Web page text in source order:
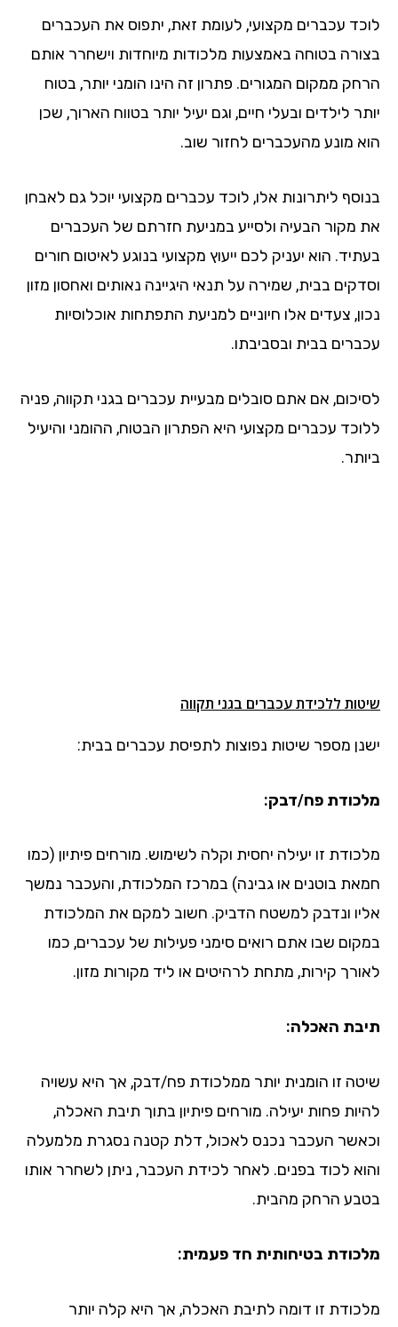
לוכד עכברים מקצועי, לעומת זאת, יתפוס את העכברים
בצורה בטוחה באמצעות מלכודות מיוחדות וישחרר אותם
הרחק ממקום המגורים. פתרון זה הינו הומני יותר, בטוח
יותר לילדים ובעלי חיים, וגם יעיל יותר בטווח הארוך, שכן
הוא מונע מהעכברים לחזור שוב.
בנוסף ליתרונות אלו, לוכד עכברים מקצועי יוכל גם לאבחן
את מקור הבעיה ולסייע במניעת חזרתם של העכברים
בעתיד. הוא יעניק לכם ייעוץ מקצועי בנוגע לאיטום חורים
וסדקים בבית, שמירה על תנאי היגיינה נאותים ואחסון מזון
נכון, צעדים אלו חיוניים למניעת התפתחות אוכלוסיות
עכברים בבית ובסביבתו.
לסיכום, אם אתם סובלים מבעיית עכברים בגני תקווה, פניה
ללוכד עכברים מקצועי היא הפתרון הבטוח, ההומני והיעיל
ביותר.
שיטות ללכידת עכברים בגני תקווה
ישנן מספר שיטות נפוצות לתפיסת עכברים בבית:
מלכודת פח/דבק:
מלכודת זו יעילה יחסית וקלה לשימוש. מורחים פיתיון (כמו
חמאת בוטנים או גבינה) במרכז המלכודת, והעכבר נמשך
אליו ונדבק למשטח הדביק. חשוב למקם את המלכודת
במקום שבו אתם רואים סימני פעילות של עכברים, כמו
לאורך קירות, מתחת לרהיטים או ליד מקורות מזון.
תיבת האכלה:
שיטה זו הומנית יותר ממלכודת פח/דבק, אך היא עשויה
להיות פחות יעילה. מורחים פיתיון בתוך תיבת האכלה,
וכאשר העכבר נכנס לאכול, דלת קטנה נסגרת מלמעלה
והוא לכוד בפנים. לאחר לכידת העכבר, ניתן לשחרר אותו
בטבע הרחק מהבית.
מלכודת בטיחותית חד פעמית:
מלכודת זו דומה לתיבת האכלה, אך היא קלה יותר